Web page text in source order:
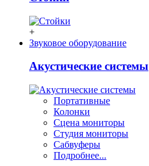
+
Звуковое оборудование
Акустические системы
Портативные
Колонки
Сцена мониторы
Студия мониторы
Сабвуферы
Подробнее...